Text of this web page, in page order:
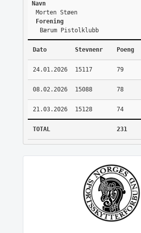
Navn
Morten Støen
Forening
Bærum Pistolklubb
Dato Stevnenr Poeng
24.01.2026 15117 79
08.02.2026 15088 78
21.03.2026 15128 74
TOTAL 231